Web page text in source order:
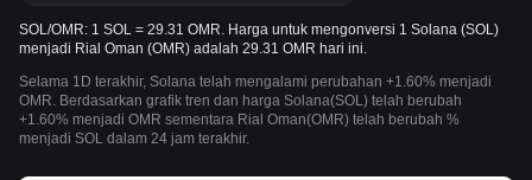
SOL/OMR: 1 SOL = 29.31 OMR. Harga untuk mengonversi 1 Solana (SOL)
menjadi Rial Oman (OMR) adalah 29.31 OMR hari ini.
Selama 1D terakhir, Solana telah mengalami perubahan +1.60% menjadi
OMR. Berdasarkan grafik tren dan harga Solana(SOL) telah berubah
+1.60% menjadi OMR sementara Rial Oman(OMR) telah berubah %
menjadi SOL dalam 24 jam terakhir.